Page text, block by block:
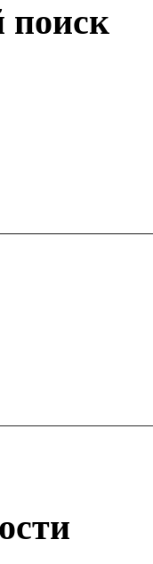
поиск